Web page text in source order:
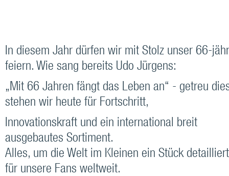
In diesem Jahr dürfen wir mit Stolz unser 66-
feiern. Wie sang bereits Udo Jürgens:
„Mit 66 Jahren fängt das Leben an“ - getreu
stehen wir heute für Fortschritt,
Innovationskraft und ein international breit
ausgebautes Sortiment.
Alles, um die Welt im Kleinen ein Stück
für unsere Fans weltweit.